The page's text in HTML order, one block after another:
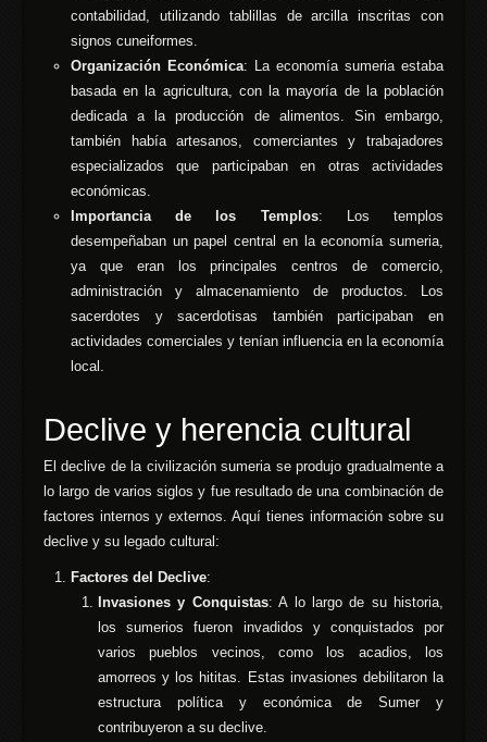
contabilidad, utilizando tablillas de arcilla inscritas con
signos cuneiformes.
Organización Económica: La economía sumeria estaba
basada en la agricultura, con la mayoría de la población
dedicada a la producción de alimentos. Sin embargo,
también había artesanos, comerciantes y trabajadores
especializados que participaban en otras actividades
económicas.
Importancia de los Templos: Los templos
desempeñaban un papel central en la economía sumeria,
ya que eran los principales centros de comercio,
administración y almacenamiento de productos. Los
sacerdotes y sacerdotisas también participaban en
actividades comerciales y tenían influencia en la economía
local.
Declive y herencia cultural
El declive de la civilización sumeria se produjo gradualmente a
lo largo de varios siglos y fue resultado de una combinación de
factores internos y externos. Aquí tienes información sobre su
declive y su legado cultural:
Factores del Declive:
Invasiones y Conquistas: A lo largo de su historia,
los sumerios fueron invadidos y conquistados por
varios pueblos vecinos, como los acadios, los
amorreos y los hititas. Estas invasiones debilitaron la
estructura política y económica de Sumer y
contribuyeron a su declive.